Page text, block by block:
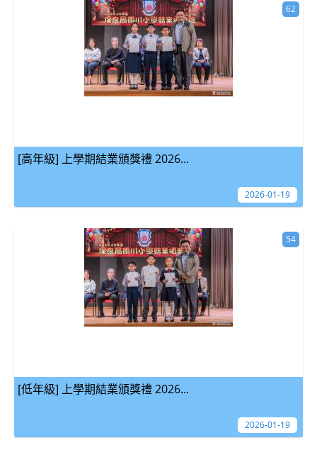
[高年級] 上學期結業頒獎禮 2026...
62
2026-01-19
[低年級] 上學期結業頒獎禮 2026...
54
2026-01-19